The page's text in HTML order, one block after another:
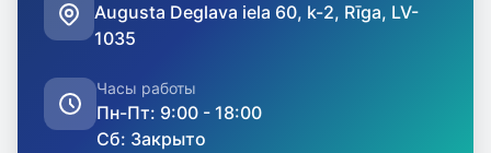
Augusta Deglava iela 60, k-2, Rīga, LV-
1035
Часы работы
Пн-Пт: 9:00 - 18:00
Сб: Закрыто